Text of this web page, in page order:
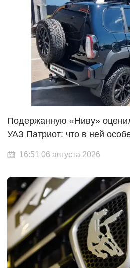
Подержанную «Ниву»
УАЗ Патриот: что в ней
16:51 06 августа 2026